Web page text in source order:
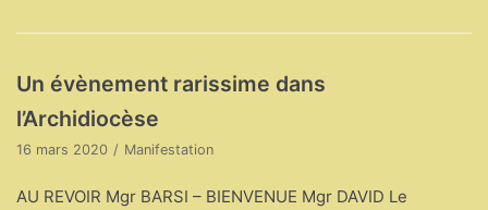
Un évènement rarissime dans
l’Archidiocèse
16 mars 2020 Manifestation
AU REVOIR Mgr BARSI – BIENVENUE Mgr DAVID Le